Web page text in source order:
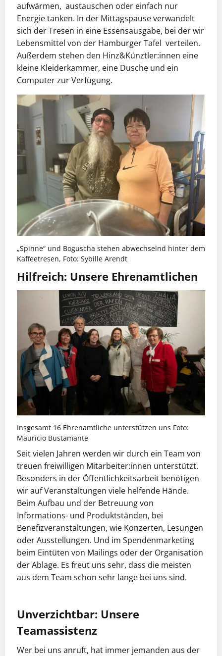
aufwärmen, austauschen oder einfach nur
Energie tanken. In der Mittagspause verwandelt
sich der Tresen in eine Essensausgabe, bei der wir
Lebensmittel von der Hamburger Tafel verteilen.
Außerdem stehen den Hinz&Künztler:innen eine
kleine Kleiderkammer, eine Dusche und ein
Computer zur Verfügung.
„Spinne“ und Boguscha stehen abwechselnd hinter dem
Kaffeetresen, Foto: Sybille Arendt
Hilfreich: Unsere Ehrenamtlichen
Insgesamt 16 Ehrenamtliche unterstützen uns Foto:
Mauricio Bustamante
Seit vielen Jahren werden wir durch ein Team von
treuen freiwilligen Mitarbeiter:innen unterstützt.
Besonders in der Öffentlichkeitsarbeit benötigen
wir auf Veranstaltungen viele helfende Hände.
Beim Aufbau und der Betreuung von
Informations- und Produktständen, bei
Benefizveranstaltungen, wie Konzerten, Lesungen
oder Ausstellungen. Und im Spendenmarketing
beim Eintüten von Mailings oder der Organisation
der Ablage. Es freut uns sehr, dass die meisten
aus dem Team schon sehr lange bei uns sind.
Unverzichtbar: Unsere
Teamassistenz
Wer bei uns anruft, hat immer jemanden aus der